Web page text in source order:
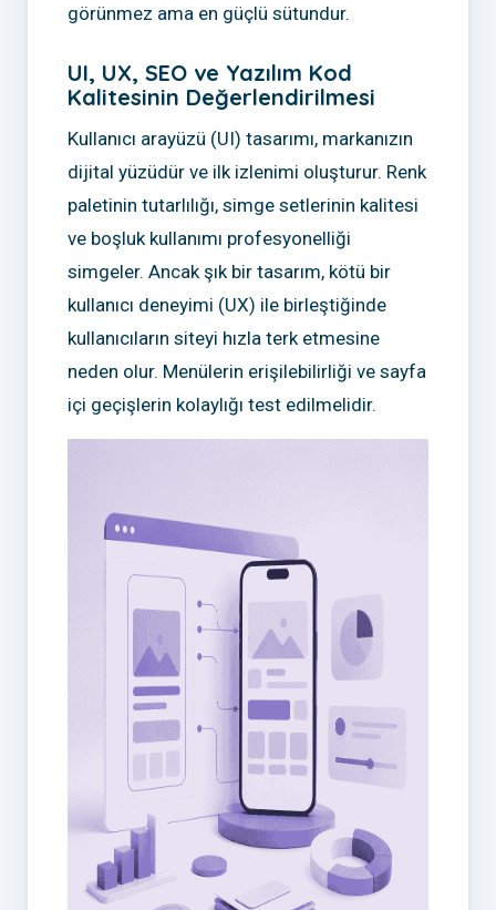
görünmez ama en güçlü sütundur.
UI, UX, SEO ve Yazılım Kod
Kalitesinin Değerlendirilmesi
Kullanıcı arayüzü (UI) tasarımı, markanızın
dijital yüzüdür ve ilk izlenimi oluşturur. Renk
paletinin tutarlılığı, simge setlerinin kalitesi
ve boşluk kullanımı profesyonelliği
simgeler. Ancak şık bir tasarım, kötü bir
kullanıcı deneyimi (UX) ile birleştiğinde
kullanıcıların siteyi hızla terk etmesine
neden olur. Menülerin erişilebilirliği ve sayfa
içi geçişlerin kolaylığı test edilmelidir.